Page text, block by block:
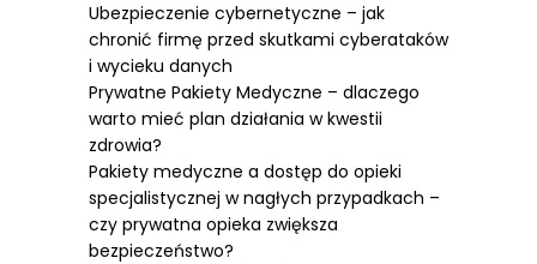
Ubezpieczenie cybernetyczne – jak
chronić firmę przed skutkami cyberataków
i wycieku danych
Prywatne Pakiety Medyczne – dlaczego
warto mieć plan działania w kwestii
zdrowia?
Pakiety medyczne a dostęp do opieki
specjalistycznej w nagłych przypadkach –
czy prywatna opieka zwiększa
bezpieczeństwo?